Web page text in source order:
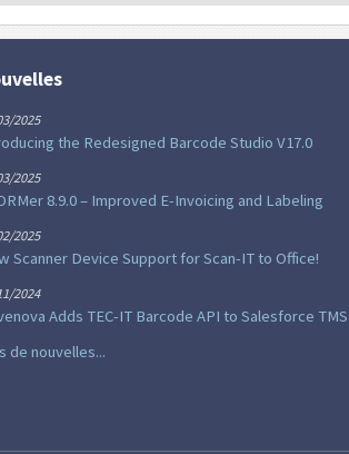
2025
the Redesigned Barcode Studio V17.0
2025
8.9.0 – Improved E-Invoicing and Labeling
2025
Scanner Device Support for Scan-IT to Office!
2024
Adds TEC-IT Barcode API to Salesforce TMS
de nouvelles...